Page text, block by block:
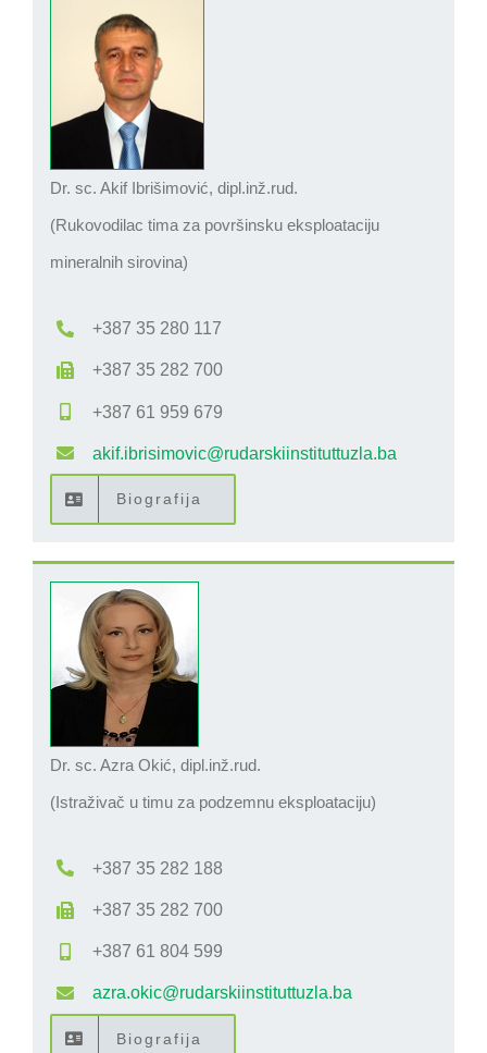
Dr. sc. Akif Ibrišimović, dipl.inž.rud.
(Rukovodilac tima za površinsku eksploataciju
mineralnih sirovina)
+387 35 280 117
+387 35 282 700
+387 61 959 679
akif.ibrisimovic@rudarskiinstituttuzla.ba
Biografija
Dr. sc. Azra Okić, dipl.inž.rud.
(Istraživač u timu za podzemnu eksploataciju)
+387 35 282 188
+387 35 282 700
+387 61 804 599
azra.okic@rudarskiinstituttuzla.ba
Biografija